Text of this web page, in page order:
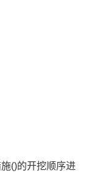
()的开挖顺序进